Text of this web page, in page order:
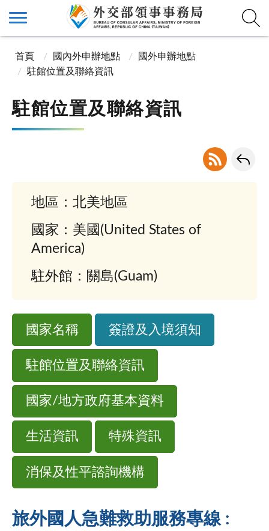
首頁 國內外申辦地點
國外申辦地點
駐館位置及聯絡資訊
駐館位置及聯絡資訊
地區：北美地區
國家：美國(United States of
America)
駐外館：關島(Guam)
國家名稱 簽證及入境須知
駐館位置及聯絡資訊
國家/地方政府基本資料
生活資訊 特殊資訊
消保及性平諮詢機構
旅外國人急難救助服務專線 :